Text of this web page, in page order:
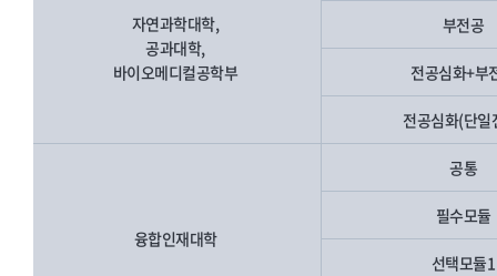
자연과학대학,
공과대학,
바이오메디컬공학부
부전공
전공심화+부
전공심화(단
융합인재대학
공통
필수모듈
선택모듈1